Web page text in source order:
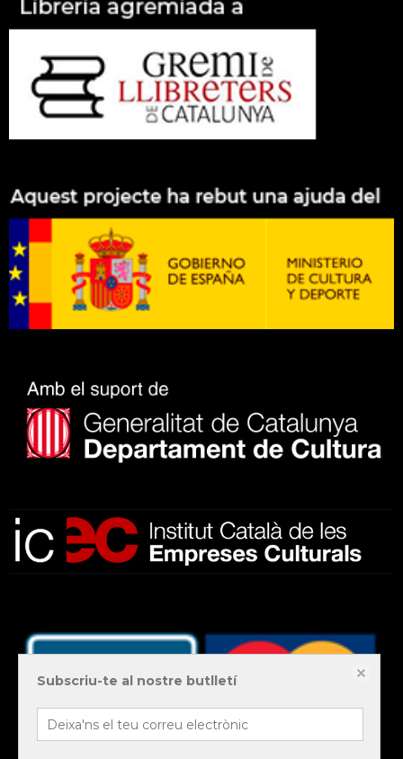
Subscriu-te al nostre butlletí